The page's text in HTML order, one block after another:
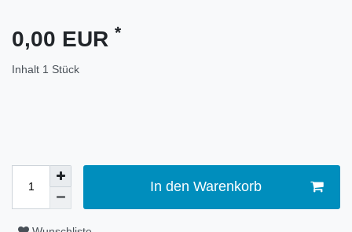
0,00 EUR *
Inhalt 1 Stück
In den Warenkorb